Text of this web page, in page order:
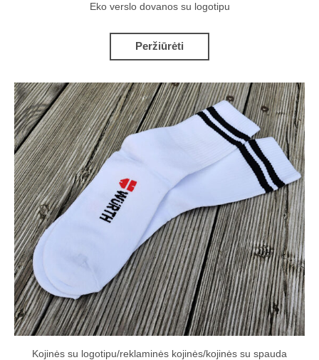
Eko verslo dovanos su logotipu
Peržiūrėti
Kojinės su logotipu/reklaminės kojinės/kojinės su spauda